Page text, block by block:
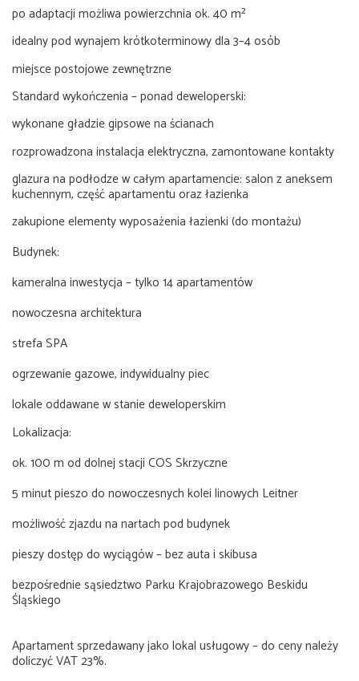
po adaptacji możliwa powierzchnia ok. 40 m²
idealny pod wynajem krótkoterminowy dla 3–4 osób
miejsce postojowe zewnętrzne
Standard wykończenia – ponad deweloperski:
wykonane gładzie gipsowe na ścianach
rozprowadzona instalacja elektryczna, zamontowane kontakty
glazura na podłodze w całym apartamencie: salon z aneksem
kuchennym, część apartamentu oraz łazienka
zakupione elementy wyposażenia łazienki (do montażu)
Budynek:
kameralna inwestycja – tylko 14 apartamentów
nowoczesna architektura
strefa SPA
ogrzewanie gazowe, indywidualny piec
lokale oddawane w stanie deweloperskim
Lokalizacja:
ok. 100 m od dolnej stacji COS Skrzyczne
5 minut pieszo do nowoczesnych kolei linowych Leitner
możliwość zjazdu na nartach pod budynek
pieszy dostęp do wyciągów – bez auta i skibusa
bezpośrednie sąsiedztwo Parku Krajobrazowego Beskidu
Śląskiego
Apartament sprzedawany jako lokal usługowy – do ceny należy
doliczyć VAT 23%.